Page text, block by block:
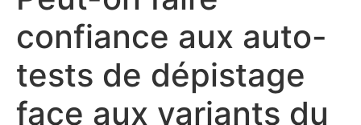
confiance aux auto-
tests de dépistage
face aux variants du